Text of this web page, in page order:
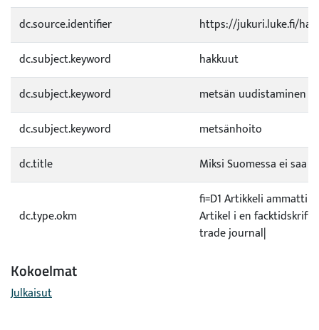
dc.source.identifier
https://jukuri.luke.fi/
dc.subject.keyword
hakkuut
dc.subject.keyword
metsän uudistaminen
dc.subject.keyword
metsänhoito
dc.title
Miksi Suomessa ei saa
dc.type.okm
fi=D1 Artikkeli
Artikel i en
trade journal|
Kokoelmat
Julkaisut